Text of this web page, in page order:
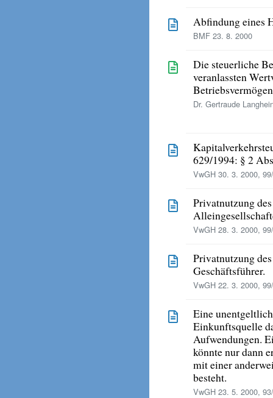
Abfindung eines
BMF 23. 8. 2000
Die steuerliche
veranlassten
Dr. Gertraude
629/1994: § 2
VwGH 30. 3. 2000,
Privatnutzung
VwGH 28. 3. 2000,
Privatnutzung
Geschäftsführer.
VwGH 22. 3. 2000,
Eine
Einkunftsquelle
Aufwendungen.
könnte nur dann
mit einer
besteht.
VwGH 23. 5. 2000,